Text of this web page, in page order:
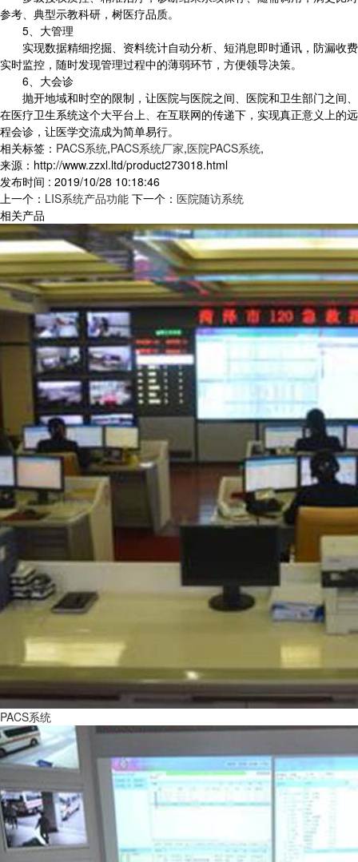
参考、典型示教科研，树医疗品质。
5、大管理
实现数据精细挖掘、资料统计自动分析、短消息即时通讯，防漏收费
实时监控，随时发现管理过程中的薄弱环节，方便领导决策。
6、大会诊
抛开地域和时空的限制，让医院与医院之间、医院和卫生部门之间、
在医疗卫生系统这个大平台上、在互联网的传递下，实现真正意义上的远
程会诊，让医学交流成为简单易行。
相关标签： PACS系统,PACS系统厂家,医院PACS系统,
来源：http://www.zzxl.ltd/product273018.html
发布时间 : 2019/10/28 10:18:46
上一个： LIS系统产品功能 下一个： 医院随访系统
相关产品
PACS系统